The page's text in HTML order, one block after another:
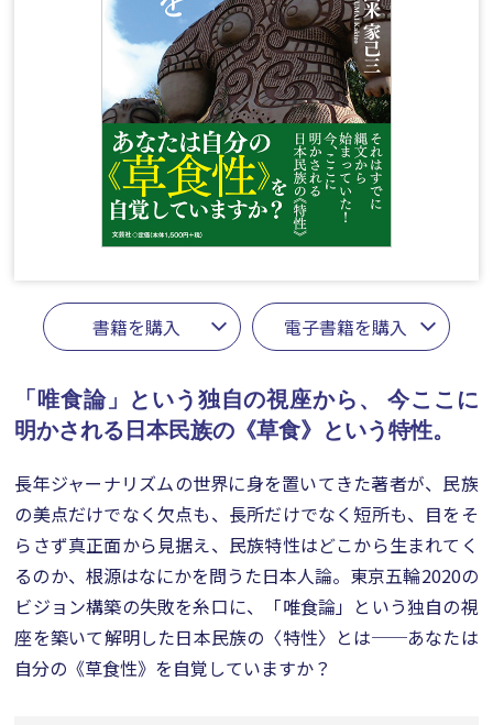
書籍を購入 電子書籍を購入
「唯食論」という独自の視座から、
今ここに
明かされる日本民族の《草食》という特性。
長年ジャーナリズムの世界に身を置いてきた著者が、民族
の美点だけでなく欠点も、長所だけでなく短所も、目をそ
らさず真正面から見据え、民族特性はどこから生まれてく
るのか、根源はなにかを問うた日本人論。東京五輪2020の
ビジョン構築の失敗を糸口に、「唯食論」という独自の視
座を築いて解明した日本民族の〈特性〉とは──あなたは
自分の《草食性》を自覚していますか？